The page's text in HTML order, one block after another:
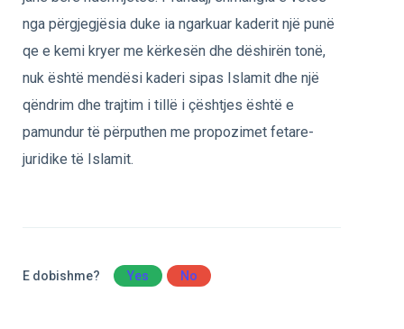
nga përgjegjësia duke ia ngarkuar kaderit një punë
qe e kemi kryer me kërkesën dhe dëshirën tonë,
nuk është mendësi kaderi sipas Islamit dhe një
qëndrim dhe trajtim i tillë i çështjes është e
pamundur të përputhen me propozimet fetare-
juridike të Islamit.
E dobishme? Yes No